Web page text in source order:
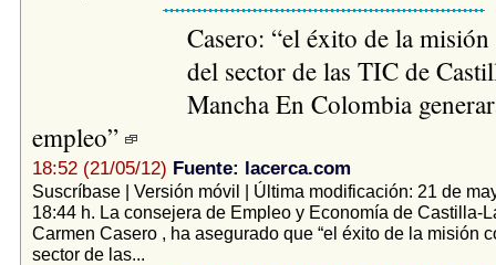
Casero: “el éxito de la
del sector de las TIC de
Mancha En Colombia
empleo”
18:52 (21/05/12) Fuente: lacerca.com
Suscríbase | Versión móvil | Última modificación: 21 de
18:44 h. La consejera de Empleo y Economía de Castilla-
Carmen Casero , ha asegurado que “el éxito de la misión
sector de las...